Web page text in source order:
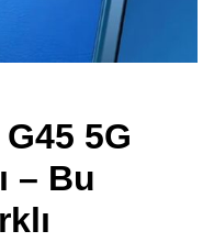
5G
– Bu